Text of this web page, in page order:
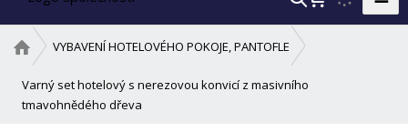
e
v
o
d
VYBAVENÍ HOTELOVÉHO POKOJE, PANTOFLE
Varný set hotelový s nerezovou konvicí z masivního
tmavohnědého dřeva